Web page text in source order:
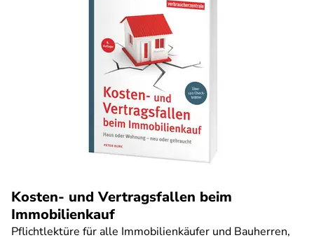
Kosten- und Vertragsfallen beim
Immobilienkauf
Pflichtlektüre für alle Immobilienkäufer und Bauherren,